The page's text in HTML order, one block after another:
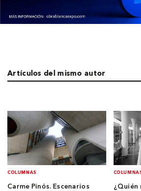
Artículos del mismo autor
COLUMNAS
Carme Pinós. Escenarios
¿Quién